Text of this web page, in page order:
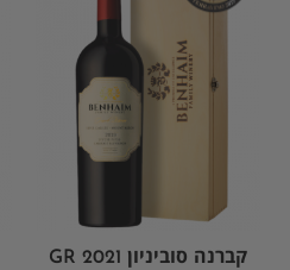
קברנה סוביניון GR 2021